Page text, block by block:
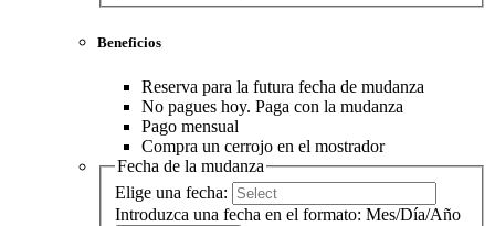
Beneficios
Reserva para la futura fecha de mudanza
No pagues hoy. Paga con la mudanza
Pago mensual
Compra un cerrojo en el mostrador
Fecha de la mudanza
Elige una fecha:
Introduzca una fecha en el formato: Mes/Día/Año